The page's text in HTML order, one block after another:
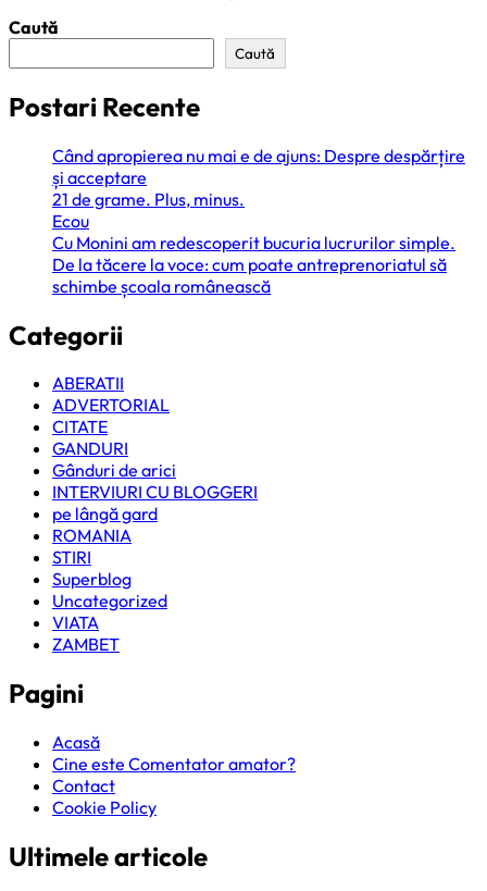
Caută
Caută
Postari Recente
Când apropierea nu mai e de ajuns: Despre despărțire
și acceptare
21 de grame. Plus, minus.
Ecou
Cu Monini am redescoperit bucuria lucrurilor simple.
De la tăcere la voce: cum poate antreprenoriatul să
schimbe școala românească
Categorii
ABERATII
ADVERTORIAL
CITATE
GANDURI
Gânduri de arici
INTERVIURI CU BLOGGERI
pe lângă gard
ROMANIA
STIRI
Superblog
Uncategorized
VIATA
ZAMBET
Pagini
Acasă
Cine este Comentator amator?
Contact
Cookie Policy
Ultimele articole